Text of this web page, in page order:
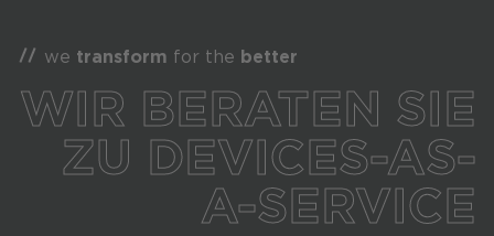
we transform for the better
WIR BERATEN SIE
ZU DEVICES-AS-
A-SERVICE